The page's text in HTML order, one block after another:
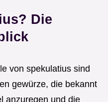
Die
von spekulatius sind
gewürze, die bekannt
anzuregen und die